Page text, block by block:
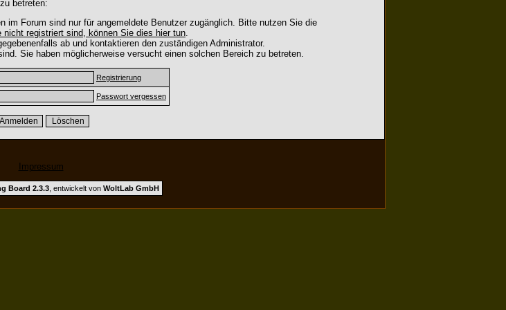
betreten:
im Forum sind nur für angemeldete Benutzer zugänglich. Bitte nutzen Sie die
nicht registriert sind, können Sie dies hier tun.
ab und kontaktieren den zuständigen Administrator.
Sie haben möglicherweise versucht einen solchen Bereich zu betreten.
Registrierung
Passwort vergessen
Impressum
Board 2.3.3, entwickelt von WoltLab GmbH